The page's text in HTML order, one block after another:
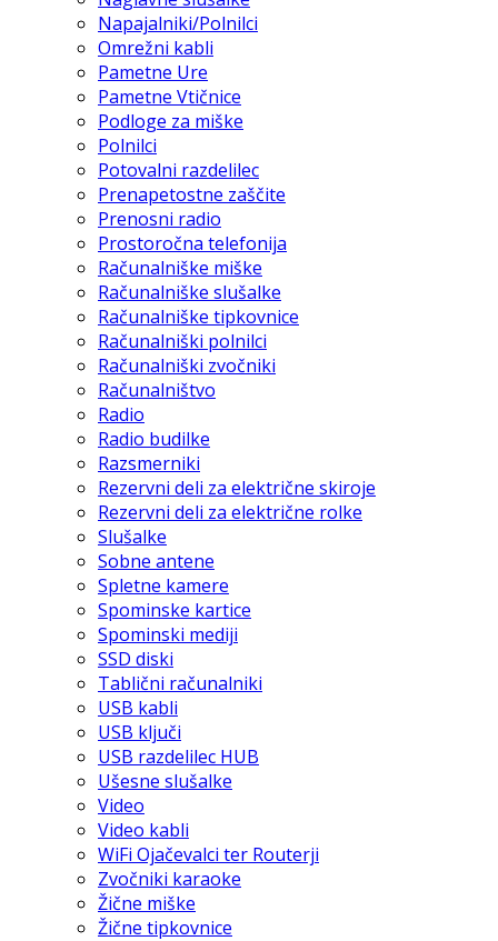
Napajalniki/Polnilci
Omrežni kabli
Pametne Ure
Pametne Vtičnice
Podloge za miške
Polnilci
Potovalni razdelilec
Prenapetostne zaščite
Prenosni radio
Prostoročna telefonija
Računalniške miške
Računalniške slušalke
Računalniške tipkovnice
Računalniški polnilci
Računalniški zvočniki
Računalništvo
Radio
Radio budilke
Razsmerniki
Rezervni deli za električne skiroje
Rezervni deli za električne rolke
Slušalke
Sobne antene
Spletne kamere
Spominske kartice
Spominski mediji
SSD diski
Tablični računalniki
USB kabli
USB ključi
USB razdelilec HUB
Ušesne slušalke
Video
Video kabli
WiFi Ojačevalci ter Routerji
Zvočniki karaoke
Žične miške
Žične tipkovnice